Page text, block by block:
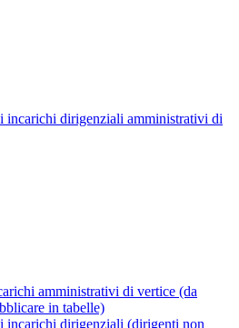
incarichi dirigenziali amministrativi di
amministrativi di vertice (da
in tabelle)
incarichi dirigenziali (dirigenti non